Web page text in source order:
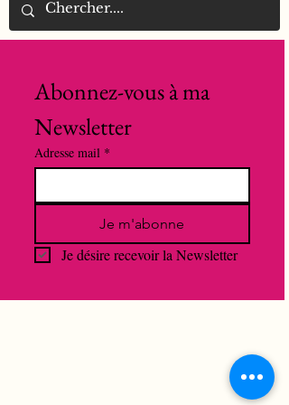
Abonnez-vous à ma
Newsletter
Adresse mail *
Je m'abonne
Je désire recevoir la Newsletter